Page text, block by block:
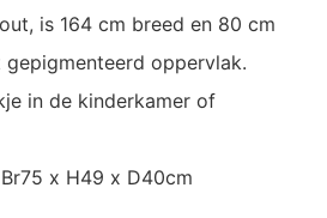
is 164 cm breed en 80 cm
oppervlak.
in de kinderkamer of
x H49 x D40cm